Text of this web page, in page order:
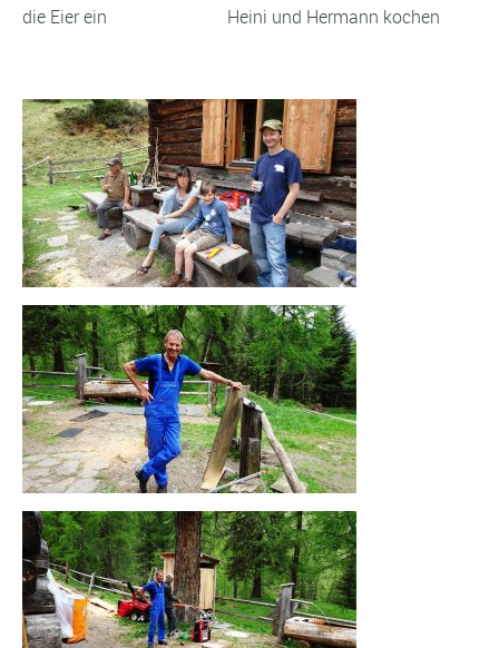
die Eier ein Heini und Hermann kochen